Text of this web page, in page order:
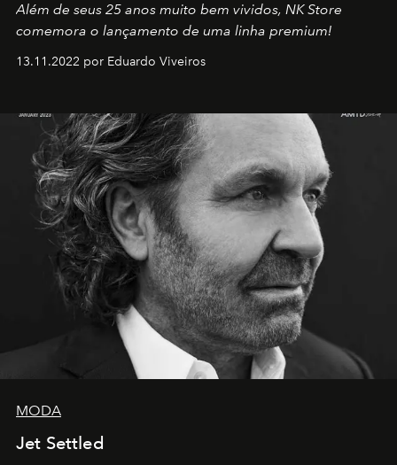
Além de seus 25 anos muito bem vividos, NK Store
comemora o lançamento de uma linha premium!
13.11.2022 por Eduardo Viveiros
MODA
Jet Settled